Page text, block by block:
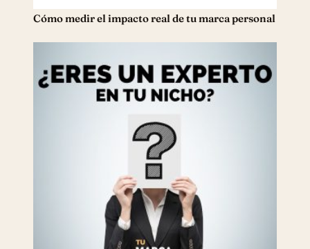
Cómo medir el impacto real de tu marca personal